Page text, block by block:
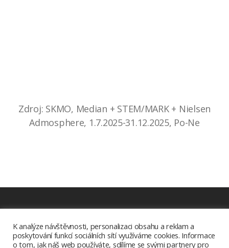
Zdroj: SKMO, Median + STEM/MARK + Nielsen
Admosphere, 1.7.2025-31.12.2025, Po-Ne
Aplikace Radia.cz
K analýze návštěvnosti, personalizaci obsahu a reklam a
poskytování funkcí sociálních sítí využíváme cookies. Informace
o tom, jak náš web používáte, sdílíme se svými partnery pro